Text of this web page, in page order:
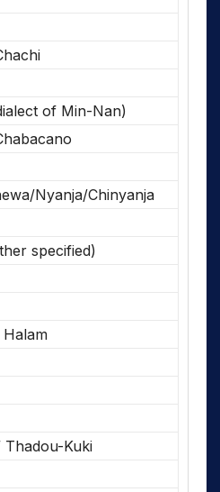
of Min-Nan)
Nyanja/Chinyanja
specified)
Kuki